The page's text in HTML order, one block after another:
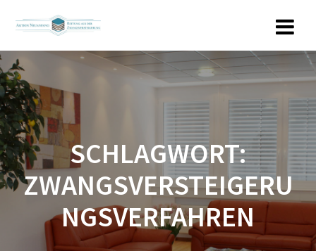
SCHLAGWORT:
ZWANGSVERSTEIGERU
NGSVERFAHREN